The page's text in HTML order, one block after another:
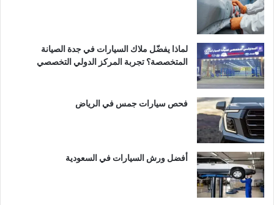
لماذا يفضّل ملاك السيارات في جدة الصيانة
المتخصصة؟ تجربة المركز الدولي التخصصي
فحص سيارات جمس في الرياض
أفضل ورش السيارات في السعودية